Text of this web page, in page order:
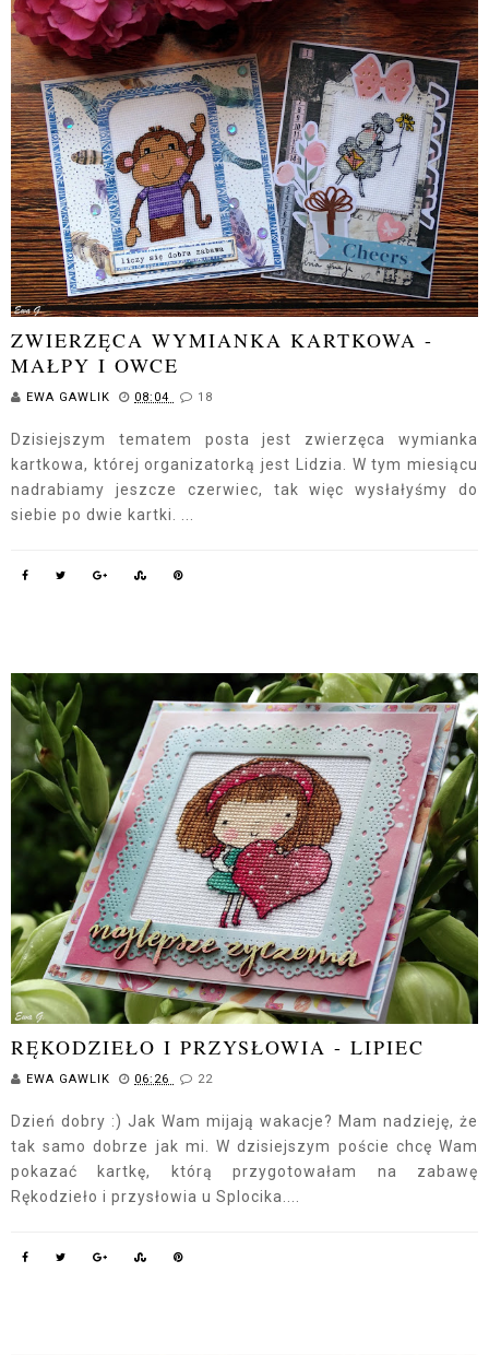
ZWIERZĘCA WYMIANKA KARTKOWA -
MAŁPY I OWCE
EWA GAWLIK 08:04 18
Dzisiejszym tematem posta jest zwierzęca wymianka
kartkowa, której organizatorką jest Lidzia. W tym miesiącu
nadrabiamy jeszcze czerwiec, tak więc wysłałyśmy do
siebie po dwie kartki. ...
RĘKODZIEŁO I PRZYSŁOWIA - LIPIEC
EWA GAWLIK 06:26 22
Dzień dobry :) Jak Wam mijają wakacje? Mam nadzieję, że
tak samo dobrze jak mi. W dzisiejszym poście chcę Wam
pokazać kartkę, którą przygotowałam na zabawę
Rękodzieło i przysłowia u Splocika....